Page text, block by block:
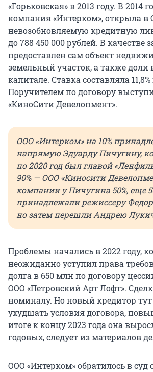
«Горьковская» в 2013 году. В 2014
компания «Интерком», открыла в
невозобновляемую кредитную
до788 450 000 рублей. В качестве
предоставлен сам объект
земельный участок, а также доли
капитале. Ставка составляла
Поручителем по договору
«КиноСити Девелопмент».
ООО «Интерком» на 10%
напрямую Эдуарду Пичугину,
по 2020 год был главой
90% — ООО «Киносити
компании у Пичугина 50%, еще
принадлежали режиссеру
но затем перешли Андрею
Проблемы начались в 2022 году,
неожиданно уступил права
долга в 650 млнпо договору
ООО «Петровский Арт Лофт».
номиналу. Но новый кредитор
ухудшать условия договора,
итоге к концу 2023 года она
годовых, следует из материалов
ООО «Интерком» обратилось в суд